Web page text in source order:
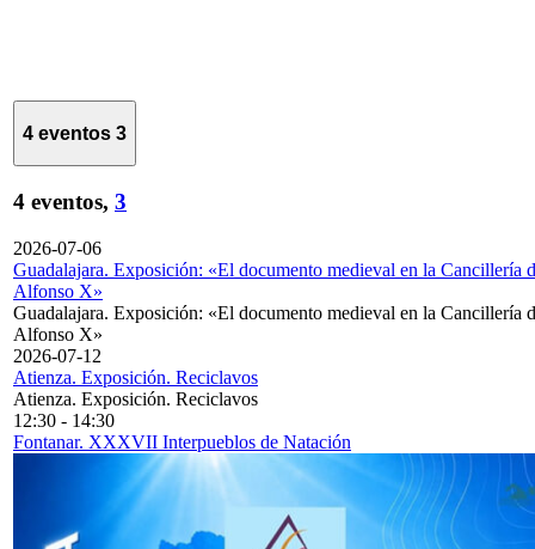
4 eventos 3
4 eventos, 3
2026-07-06
Guadalajara. Exposición: «El documento medieval en la Cancillería
Alfonso X»
Guadalajara. Exposición: «El documento medieval en la Cancillería
Alfonso X»
2026-07-12
Atienza. Exposición. Reciclavos
Atienza. Exposición. Reciclavos
12:30 - 14:30
Fontanar. XXXVII Interpueblos de Natación